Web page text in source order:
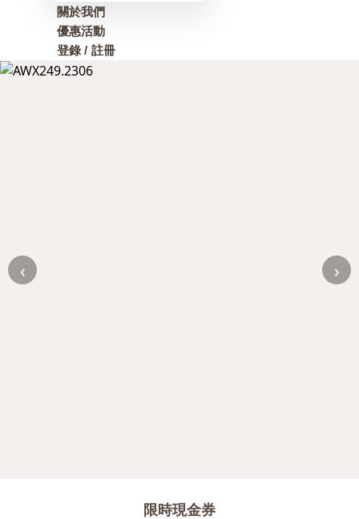
關於我們
優惠活動
登錄 / 註冊
‹ ›
限時現金券